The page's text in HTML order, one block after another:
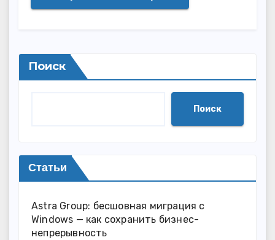
Поиск
Поиск
Статьи
Astra Group: бесшовная миграция с
Windows — как сохранить бизнес-
непрерывность